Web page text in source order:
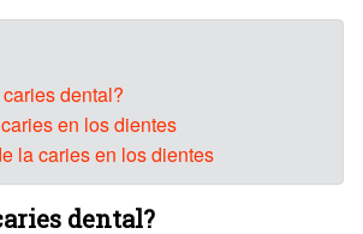
dental?
en los dientes
la caries en los dientes
dental?